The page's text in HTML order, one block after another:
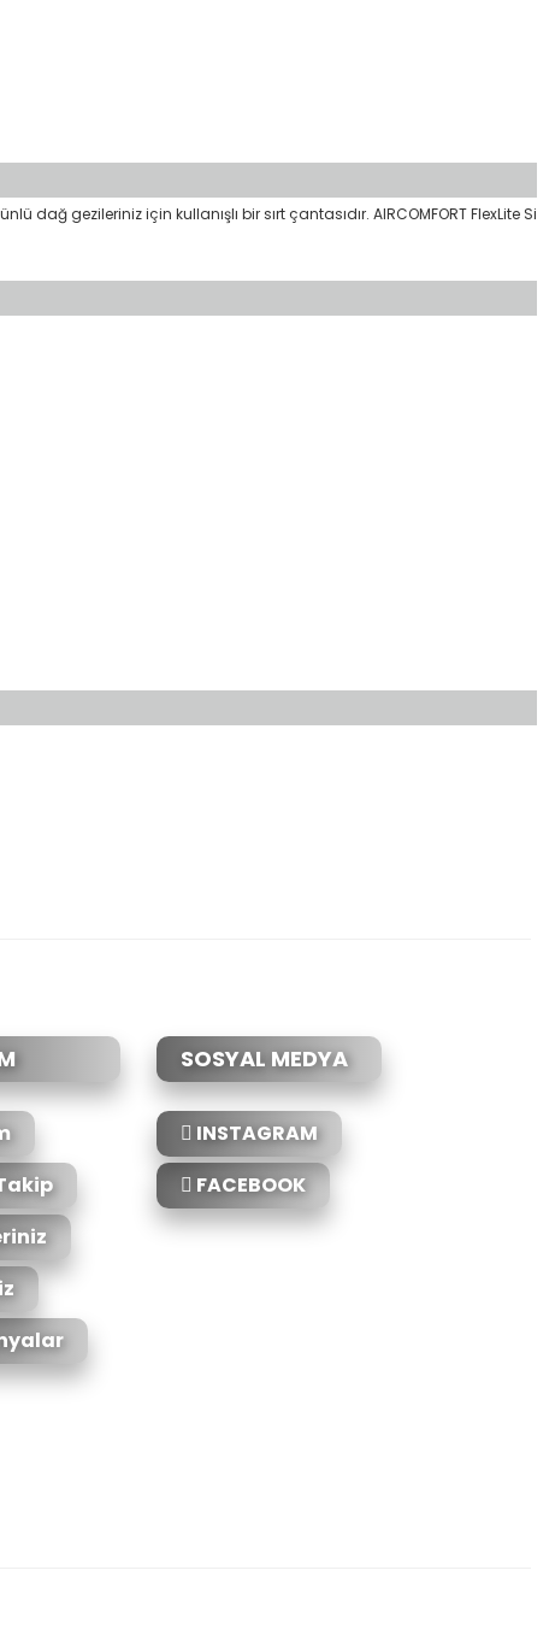
gezileriniz için kullanışlı bir sırt çantasıdır. AIRCOMFORT FlexLite Si
SOSYAL MEDYA
INSTAGRAM
FACEBOOK